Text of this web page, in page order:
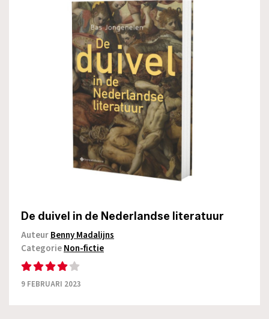
De duivel in de Nederlandse literatuur
AuteurBenny Madalijns
CategorieNon-fictie
9 FEBRUARI 2023